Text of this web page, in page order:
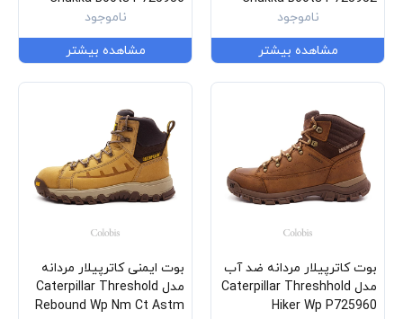
ناموجود
مشاهده بیشتر
ناموجود
مشاهده بیشتر
بوت کاترپیلار مردانه ضد آب
مدل Caterpillar Threshhold
Hiker Wp P725960
بوت ایمنی کاترپیلار مردانه
مدل Caterpillar Threshold
Rebound Wp Nm Ct Astm